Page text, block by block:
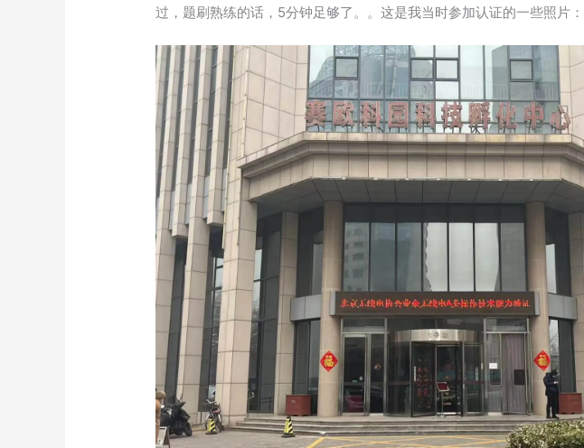
过，题刷熟练的话，5分钟足够了。。这是我当时参加认证的一些照片：